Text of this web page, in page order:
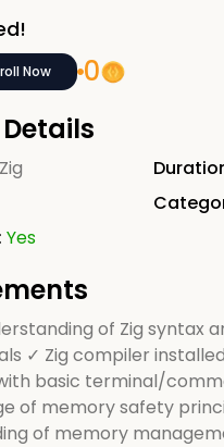
Now
0
Zig
Yes
of Zig syntax
✓ Zig compiler
basic terminal/
of memory safety
of memory